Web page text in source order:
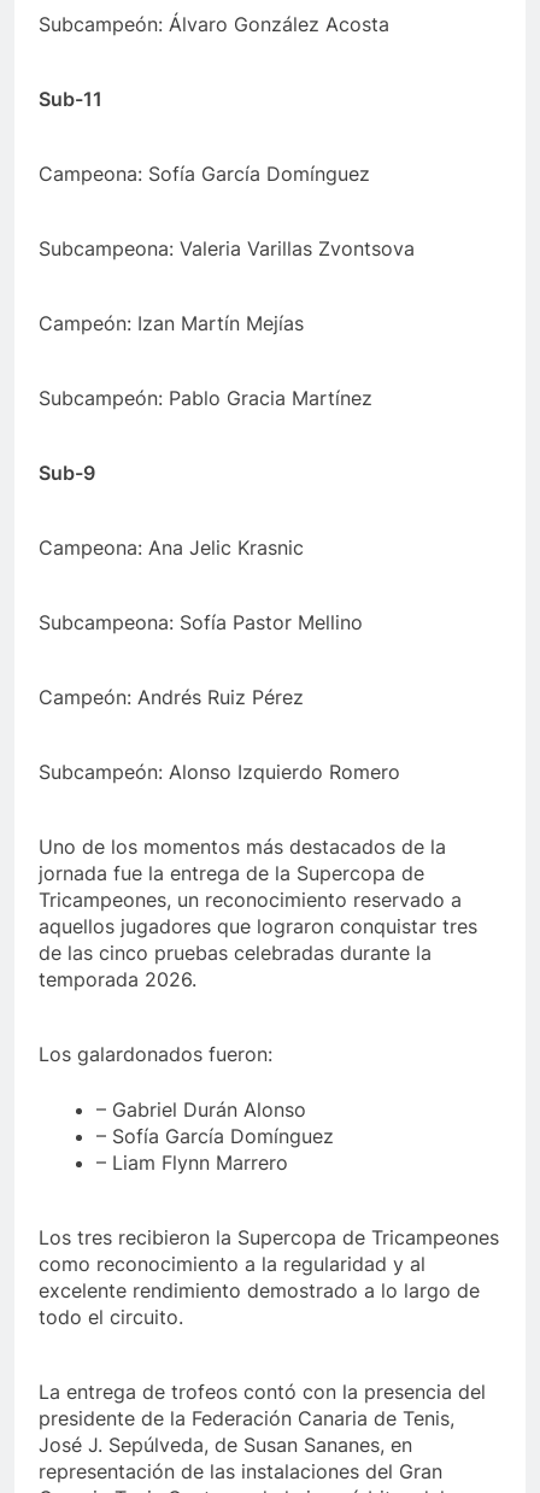
Subcampeón: Álvaro González Acosta
Sub-11
Campeona: Sofía García Domínguez
Subcampeona: Valeria Varillas Zvontsova
Campeón: Izan Martín Mejías
Subcampeón: Pablo Gracia Martínez
Sub-9
Campeona: Ana Jelic Krasnic
Subcampeona: Sofía Pastor Mellino
Campeón: Andrés Ruiz Pérez
Subcampeón: Alonso Izquierdo Romero
Uno de los momentos más destacados de la
jornada fue la entrega de la Supercopa de
Tricampeones, un reconocimiento reservado a
aquellos jugadores que lograron conquistar tres
de las cinco pruebas celebradas durante la
temporada 2026.
Los galardonados fueron:
– Gabriel Durán Alonso
– Sofía García Domínguez
– Liam Flynn Marrero
Los tres recibieron la Supercopa de Tricampeones
como reconocimiento a la regularidad y al
excelente rendimiento demostrado a lo largo de
todo el circuito.
La entrega de trofeos contó con la presencia del
presidente de la Federación Canaria de Tenis,
José J. Sepúlveda, de Susan Sananes, en
representación de las instalaciones del Gran